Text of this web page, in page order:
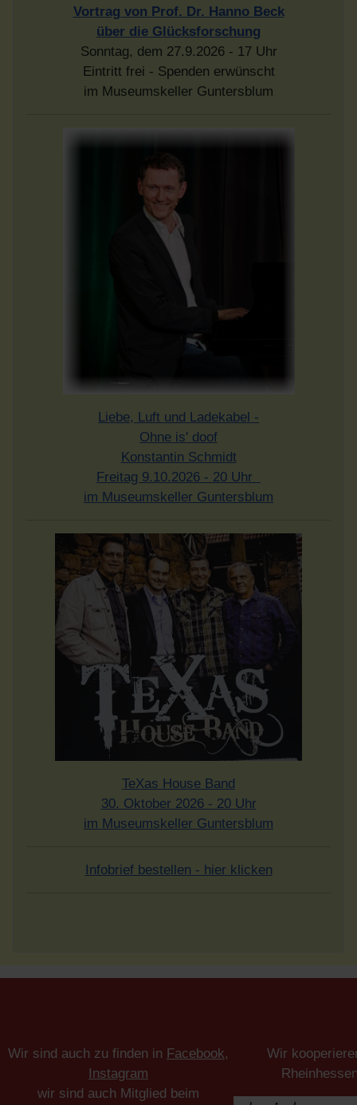
Vortrag von Prof. Dr. Hanno Beck
über die Glücksforschung
Sonntag, dem 27.9.2026 - 17 Uhr
Eintritt frei - Spenden erwünscht
im Museumskeller Guntersblum
Liebe, Luft und Ladekabel -
Ohne is' doof
Konstantin Schmidt
Freitag 9.10.2026 - 20 Uhr
im Museumskeller Guntersblum
TeXas House Band
30. Oktober 2026 - 20 Uhr
im Museumskeller Guntersblum
Infobrief bestellen - hier klicken
Wir sind auch zu finden in Facebook,
Instagram
wir sind auch Mitglied beim
Wir